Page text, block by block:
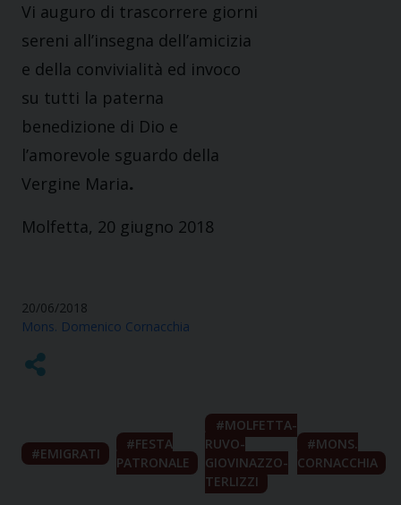
Vi auguro di trascorrere giorni
sereni all’insegna dell’amicizia
e della convivialità ed invoco
su tutti la paterna
benedizione di Dio e
l’amorevole sguardo della
Vergine Maria.
Molfetta, 20 giugno 2018
20/06/2018
Mons. Domenico Cornacchia
EMIGRATI
FESTA
PATRONALE
MOLFETTA-
RUVO-
GIOVINAZZO-
TERLIZZI
MONS.
CORNACCHIA